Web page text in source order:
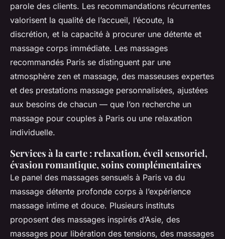
parole des clients. Les recommandations récurrentes
valorisent la qualité de l’accueil, l’écoute, la
discrétion, et la capacité à procurer une détente et
massage corps immédiate. Les massages
recommandés Paris se distinguent par une
atmosphère zen et massage, des masseuses expertes
et des prestations massage personnalisées, ajustées
aux besoins de chacun — que l’on recherche un
massage pour couples à Paris ou une relaxation
individuelle.
Services à la carte : relaxation, éveil sensoriel,
évasion romantique, soins complémentaires
Le panel des massages sensuels à Paris va du
massage détente profonde corps à l’expérience
massage intime et douce. Plusieurs instituts
proposent des massages inspirés d’Asie, des
massages pour libération des tensions, des massages